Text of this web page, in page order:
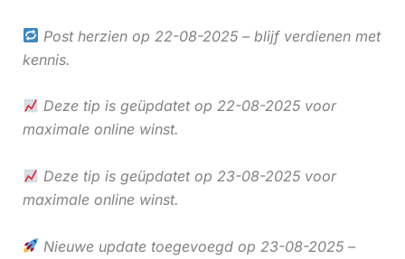
Post herzien op 22-08-2025 – blijf verdienen met
kennis.
Deze tip is geüpdatet op 22-08-2025 voor
maximale online winst.
Deze tip is geüpdatet op 23-08-2025 voor
maximale online winst.
Nieuwe update toegevoegd op 23-08-2025 –